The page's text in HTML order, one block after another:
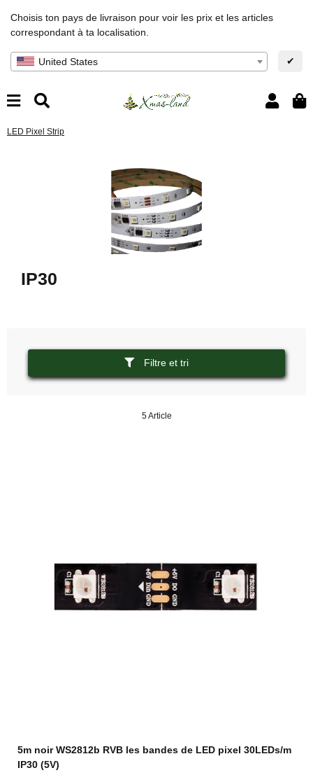
Choisis ton pays de livraison pour voir les prix et les articles
correspondant à ta localisation.
United States ✔
LED Pixel Strip
IP30
Filtre et tri
5 Article
5m noir WS2812b RVB les bandes de LED pixel 30LEDs/m
IP30 (5V)